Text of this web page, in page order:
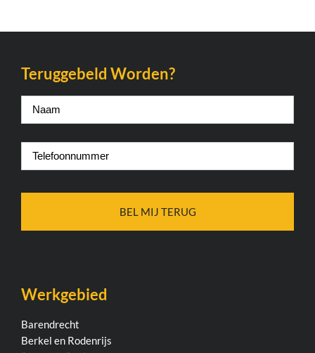
Teruggebeld Worden?
Naam
Telefoonnummer
Werkgebied
Barendrecht
Berkel en Rodenrijs